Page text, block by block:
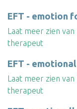
EFT - emotion
Laat meer zien
therapeut
EFT -
Laat meer zien
therapeut